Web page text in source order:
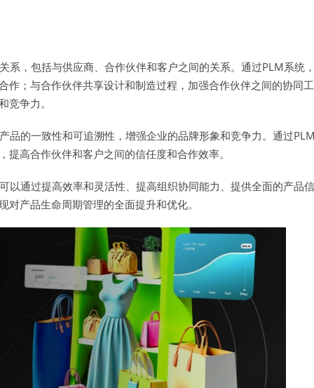
系，包括与供应商、合作伙伴和客户之间的关系。通过PLM系统
；与合作伙伴共享设计和制造过程，加强合作伙伴之间的协同工
争力。
品的一致性和可追溯性，增强企业的品牌形象和竞争力。通过
高合作伙伴和客户之间的信任度和合作效率。
以通过提高效率和灵活性、提高组织协同能力、提供全面的产品信
产品生命周期管理的全面提升和优化。